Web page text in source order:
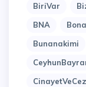
BiriVar
BNA
Bunanakimi